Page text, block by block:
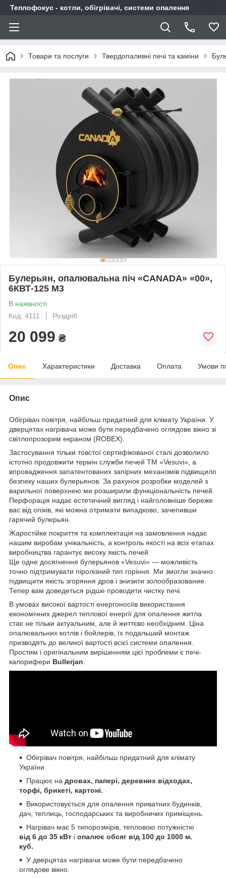
Теплофокус - котли, обігрівачі, системи опалення
Товари та послуги Твердопаливні печі та каміни
Булерьян, опалювальна піч «CANADA» «00»,
6КВТ-125 М3
В наявності
Код: 4111
Роздріб
20 099 ₴
Опис Характеристики Доставка Оплата Умови
Опис
Обігрівач повітря, найбільш придатний для клімату України. У
дверцятах нагрівача може бути передбачено оглядове вікно зі
світлопрозорим екраном (ROBEX).
Застосування тільки товстої сертифікованої сталі дозволило
істотно продовжити термін служби печей ТМ «Vesuvi», а
впровадження запатентованих запірних механізмів підвищило
безпеку наших булерьянов. За рахунок розробки моделей з
варильної поверхнею ми розширили функціональність печей.
Перфорація надає естетичний вигляд і найголовніше береже
вас від опіків, які можна отримати випадково, зачепивши
гарячий булерьян.
Жаростійке покриття та комплектація на замовлення надає
нашим виробам унікальність, а контроль якості на всіх етапах
виробництва гарантує високу якість печей.
Ще одне досягнення булерьянов «Vesuvi» — можливість
точно підтримувати піролізний тип горіння. Ми змогли значно
підвищити якість згоряння дров і знизити золообразование.
Тепер вам доведеться рідше проводити чистку печі.
В умовах високої вартості енергоносіїв використання
економічних джерел теплової енергії для опалення житла
стає не тільки актуальним, але й життєво необхідним. Ціна
опалювальних котлів і бойлерів, їх подальший монтаж
призводять до великої вартості всієї системи опалення.
Простим і оригінальним вирішенням цієї проблеми є печі-
калорифери Bullerjan
Обігрівач повітря, найбільш придатний для клімату
України.
Працює на дровах, папері, деревних відходах,
торфі, брикеті, картоні.
Використовується для опалення приватних будинків,
дач, теплиць, господарських та виробничих приміщень.
Нагрівач має 5 типорозмірів, тепловою потужністю
від 6 до 35 кВт і опалює обсяг від 100 до 1000 м.
куб.
У дверцятах нагрівача може бути передбачено
оглядове вікно.